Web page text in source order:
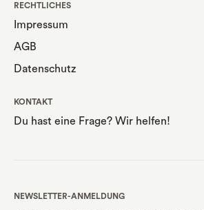
RECHTLICHES
Impressum
AGB
Datenschutz
KONTAKT
Du hast eine Frage? Wir helfen!
NEWSLETTER-ANMELDUNG